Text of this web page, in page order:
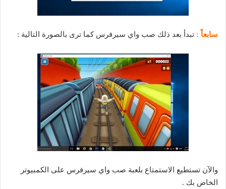
سابعاً : تبدأ بعد ذلك صب واي سيرفرس كما ترى بالصورة التالية :
والآن تستطيع الاستمتاع بلعبة صب واي سيرفرس على الكمبيوتر
الخاص بك .